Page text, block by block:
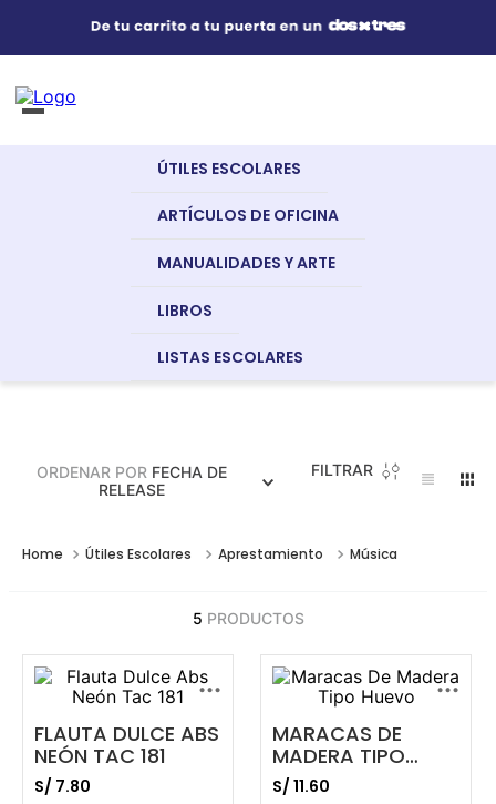
Útiles Escolares
Artículos de Oficina
Manualidades y Arte
Recursos Digitales
ÚTILES ESCOLARES
ARTÍCULOS DE OFICINA
MANUALIDADES Y ARTE
LIBROS
LISTAS ESCOLARES
ORDENAR POR FECHA DE
RELEASE
FILTRAR
Útiles Escolares Aprestamiento Música
5 PRODUCTOS
...
FLAUTA DULCE ABS
NEÓN TAC 181
S/ 7.80
...
MARACAS DE
MADERA TIPO
HUEVO
S/ 11.60